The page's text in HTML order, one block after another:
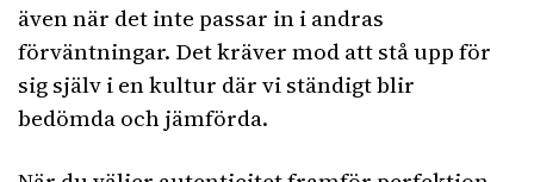
även när det inte passar in i andras
förväntningar. Det kräver mod att stå upp för
sig själv i en kultur där vi ständigt blir
bedömda och jämförda.